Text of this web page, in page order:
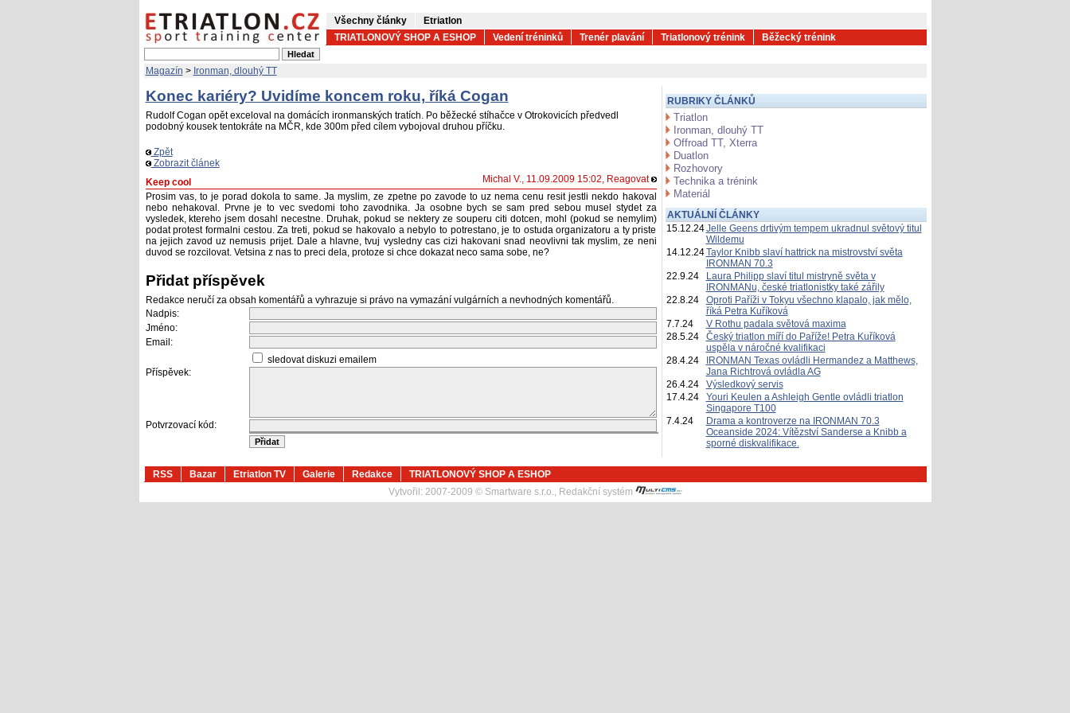
Všechny články
Etriatlon
TRIATLONOVÝ SHOP A ESHOP
Vedení tréninků Trenér plavání Triatlonový trénink Běžecký trénink
Magazín > Ironman, dlouhý TT
Konec kariéry? Uvidíme koncem roku, říká Cogan
Rudolf Cogan opět exceloval na domácích ironmanských tratích. Po běžecké stíhačce v Otrokovicích předvedl
podobný kousek tentokráte na MČR, kde 300m před cílem vybojoval druhou příčku.
Zpět
Zobrazit článek
Keep cool
Michal V., 11.09.2009 15:02, Reagovat
Prosim vas, to je porad dokola to same. Ja myslim, ze zpetne po zavode to uz nema cenu resit jestli nekdo hakoval
nebo nehakoval. Prvne je to vec svedomi toho zavodnika. Ja osobne bych se sam pred sebou musel stydet za
vysledek, ktereho jsem dosahl necestne. Druhak, pokud se nektery ze souperu citi dotcen, mohl (pokud se nemylim)
podat protest formalni cestou. Za treti, pokud se hakovalo a nebylo to potrestano, je to ostuda organizatoru a ty priste
na jejich zavod uz nemusis prijet. Dale a hlavne, tvuj vysledny cas cizi hakovani snad neovlivni tak myslim, ze neni
duvod se rozcilovat. Vetsina z nas to preci dela, protoze si chce dokazat neco sama sobe, ne?
Přidat příspěvek
Redakce neručí za obsah komentářů a vyhrazuje si právo na vymazání vulgárních a nevhodných komentářů.
Nadpis:
Jméno:
Email:
sledovat diskuzi emailem
Příspěvek:
Potvrzovací kód:
RUBRIKY ČLÁNKŮ
Triatlon
Ironman, dlouhý TT
Offroad TT, Xterra
Duatlon
Rozhovory
Technika a trénink
Materiál
AKTUÁLNÍ ČLÁNKY
15.12.24Jelle Geens drtivým tempem ukradnul světový titul
Wildemu
14.12.24Taylor Knibb slaví hattrick na mistrovství světa
IRONMAN 70.3
22.9.24
Laura Philipp slaví titul mistryně světa v
IRONMANu, české triatlonistky také zářily
22.8.24
Oproti Paříži v Tokyu všechno klapalo, jak mělo,
říká Petra Kuříková
7.7.24
V Rothu padala světová maxima
28.5.24
Český triatlon míří do Paříže! Petra Kuříková
uspěla v náročné kvalifikaci
28.4.24
IRONMAN Texas ovládli Hermandez a Matthews,
Jana Richtrová ovládla AG
26.4.24
Výsledkový servis
17.4.24
Youri Keulen a Ashleigh Gentle ovládli triatlon
Singapore T100
7.4.24
Drama a kontroverze na IRONMAN 70.3
Oceanside 2024: Vítězství Sanderse a Knibb a
sporné diskvalifikace.
RSS Bazar Etriatlon TV Galerie Redakce
TRIATLONOVÝ SHOP A ESHOP
Vytvořil: 2007-2009 © Smartware s.r.o., Redakční systém